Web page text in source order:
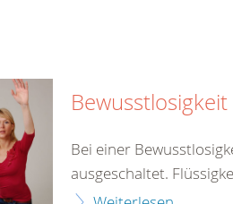
Bewusstlosigkeit
Bei einer
ausgeschaltet.